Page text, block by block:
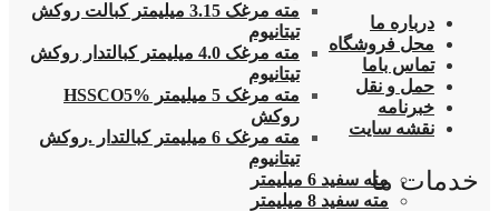
مته مرغک 3.15 میلیمتر کبالت روکش
تیتانیوم
مته مرغک 4.0 میلیمتر کبالتدار روکش
تیتانیوم
مته مرغک 5 میلیمتر HSSCO5%
روکش
مته مرغک 6 میلیمتر کبالتدار .روکش
تیتانیوم
مته سفید 6 میلیمتر
مته سفید 8 میلیمتر
درباره ما
محل فروشگاه
تماس باما
حمل و نقل
خبرنامه
نقشه سایت
خدمات ما